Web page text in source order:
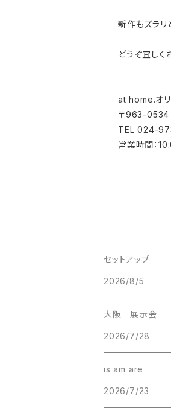
新作もズラリ
どうぞ宜しく
at home.オ
〒963-0534
TEL 024-
営業時間：
セットアップ
2026/8/5
大阪 展示会
2026/7/28
is am are
2026/7/23